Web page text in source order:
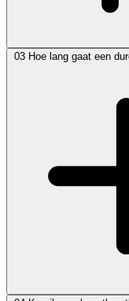
03 Hoe lang gaat een